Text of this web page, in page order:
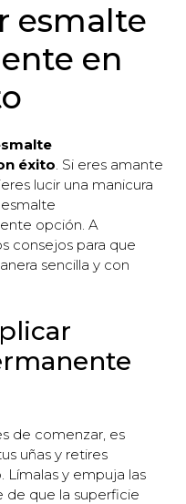
esmalte
en
éxito. Si eres amante
lucir una manicura
opción. A
consejos para que
sencilla y con
de comenzar, es
uñas y retires
Límalas y empuja las
de que la superficie